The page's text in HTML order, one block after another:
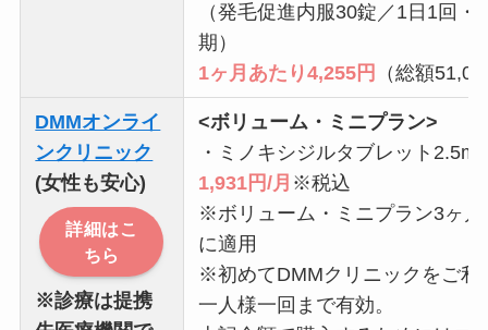
（発毛促進内服30錠／1日1回
期）
1ヶ月あたり4,255円
（総額
DMMオンライ
ンクリニック
(女性も安心)
詳細はこ
ちら
※診療は提携
<ボリューム・ミニプラン>
・ミノキシジルタブレット2.5mg
1,931円/月 ※税込
※ボリューム・ミニプラン3ヶ
に適用
※初めてDMMクリニックをご利
一人様一回まで有効。